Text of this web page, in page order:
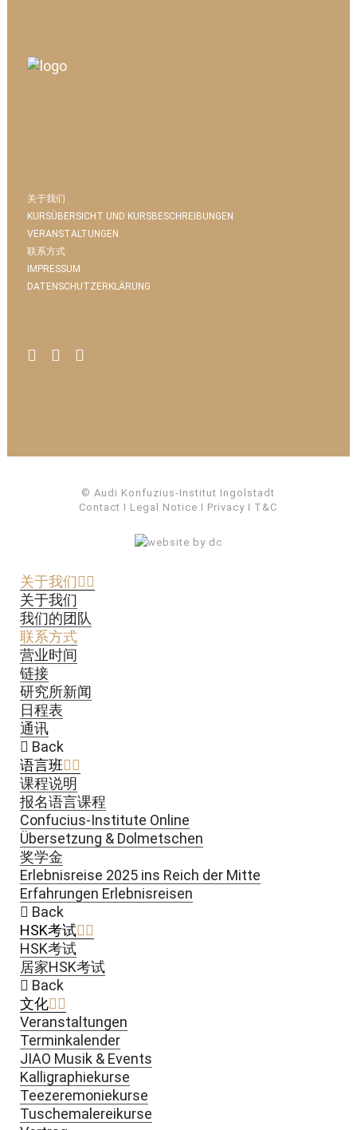
关于我们
KURSÜBERSICHT UND KURSBESCHREIBUNGEN
VERANSTALTUNGEN
联系方式
IMPRESSUM
DATENSCHUTZERKLÄRUNG
© Audi Konfuzius-Institut Ingolstadt
Contact I Legal Notice I Privacy I T&C
关于我们
关于我们
我们的团队
联系方式
营业时间
链接
研究所新闻
日程表
通讯
Back
语言班
课程说明
报名语言课程
Confucius-Institute Online
Übersetzung & Dolmetschen
奖学金
Erlebnisreise 2025 ins Reich der Mitte
Erfahrungen Erlebnisreisen
Back
HSK考试
HSK考试
居家HSK考试
Back
文化
Veranstaltungen
Terminkalender
JIAO Musik & Events
Kalligraphiekurse
Teezeremoniekurse
Tuschemalereikurse